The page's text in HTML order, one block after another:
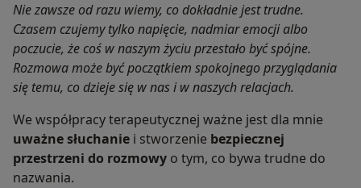
Nie zawsze od razu wiemy, co dokładnie jest trudne.
Czasem czujemy tylko napięcie, nadmiar emocji albo
poczucie, że coś w naszym życiu przestało być spójne.
Rozmowa może być początkiem spokojnego przyglądania
się temu, co dzieje się w nas i w naszych relacjach.
We współpracy terapeutycznej ważne jest dla mnie
uważne słuchanie i stworzenie bezpiecznej
przestrzeni do rozmowy o tym, co bywa trudne do
nazwania.